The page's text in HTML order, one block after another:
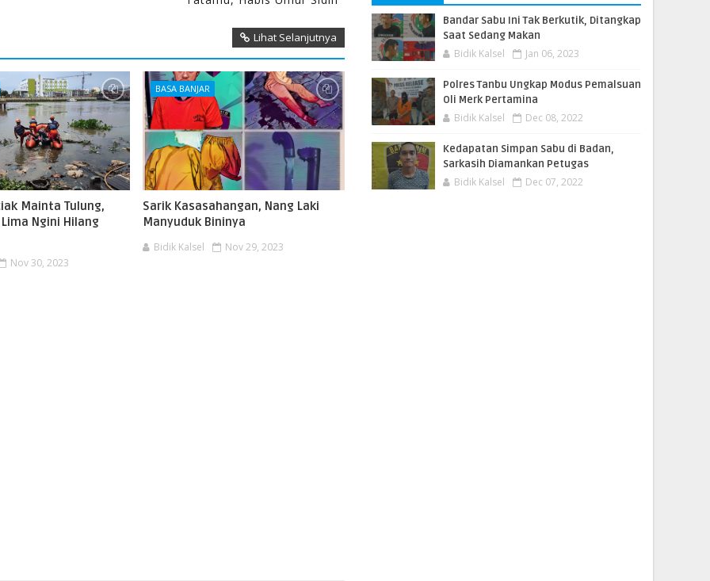
Lihat Selanjutnya
Mainta Tulung,
Ngini Hilang
Nov 30, 2023
BASA BANJAR
Sarik Kasasahangan, Nang Laki
Manyuduk Bininya
Bidik Kalsel Nov 29, 2023
Bandar Sabu Ini Tak Berkutik, Ditangkap
Saat Sedang Makan
Bidik Kalsel Jan 06, 2023
Polres Tanbu Ungkap Modus Pemalsuan
Oli Merk Pertamina
Bidik Kalsel Dec 08, 2022
Kedapatan Simpan Sabu di Badan,
Sarkasih Diamankan Petugas
Bidik Kalsel Dec 07, 2022